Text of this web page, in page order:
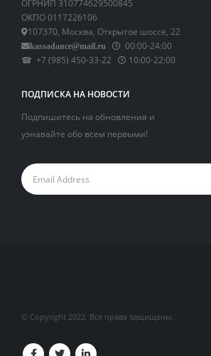
ОГРНИП 310774629500845
ОКПО 0117226106
107370, Москва, Открытое шоссе, 22
kassadance@mail.ru
00:00-24:00
☎ +7 (985) 450-33-22
10:00-22:00
ПОДПИСКА НА НОВОСТИ
Подпишитесь на обновления и
узнавайте обо всем первыми!
© Copyright 2022. Все права защищены.